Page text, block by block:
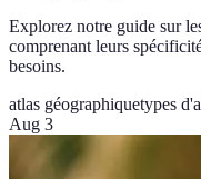
Explorez notre guide sur
comprenant leurs
besoins.
atlas géographiquetypes
Aug 3